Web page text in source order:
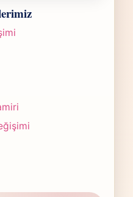
bir aralık
göre değişir.
hedefiyle çalışır,
bildiririz.